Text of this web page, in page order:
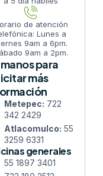
de atención
Lunes a
9am a 6pm.
9am a 2pm.
para
más
Metepec: 722
342 2429
Atlacomulco: 55
3259 6331
generales
55 1897 3401